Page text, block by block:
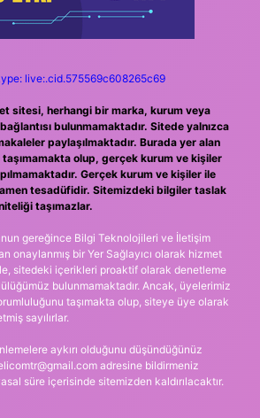
live:.cid.575569c608265c69
sitesi, herhangi bir marka, kurum veya
bulunmamaktadır. Sitede yalnızca
paylaşılmaktadır. Burada yer alan
olup, gerçek kurum ve kişiler
Gerçek kurum ve kişiler ile
tesadüfidir. Sitemizdeki bilgiler taslak
taşımazlar.
gereğince Bilgi Teknolojileri ve İletişim
onaylanmış bir Yer Sağlayıcı olarak hizmet
sitedeki içerikleri proaktif olarak denetleme
bulunmamaktadır. Ancak, üyelerimiz
taşımakta olup, siteye üye olarak
sayılırlar.
aykırı olduğunu düşündüğünüz
adresine bildirmeniz
süre içerisinde sitemizden kaldırılacaktır.